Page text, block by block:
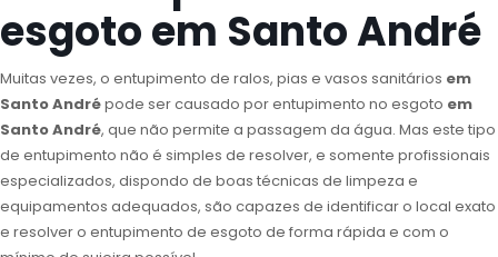
esgoto em Santo André
Muitas vezes, o entupimento de ralos, pias e vasos sanitários em
Santo Andrépode ser causado por entupimento no esgoto em
Santo André, que não permite a passagem da água. Mas este tipo
de entupimento não é simples de resolver, e somente profissionais
especializados, dispondo de boas técnicas de limpeza e
equipamentos adequados, são capazes de identificar o local exato
e resolver o entupimento de esgoto de forma rápida e com o